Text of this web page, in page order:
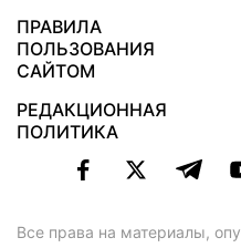
ПРАВИЛА
ПОЛЬЗОВАНИЯ
САЙТОМ
РЕДАКЦИОННАЯ
ПОЛИТИКА
Все права на материалы,